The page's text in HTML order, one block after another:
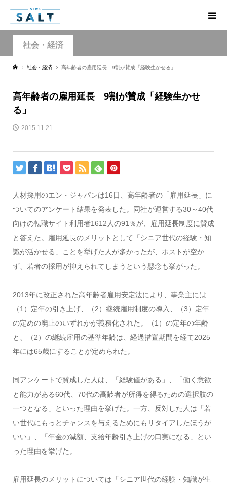
社会・経済
社会・経済 高年齢者の雇用延長 9割が賛成「経験生かせる」
高年齢者の雇用延長 9割が賛成「経験生かせ
る」
2015.11.21
人材採用のエン・ジャパンは16日、高年齢者の「雇用延長」に
ついてのアンケート結果を発表した。同社が運営する30～40代
向けの転職サイト利用者1612人の91％が、雇用延長制度に賛成
と答えた。雇用延長のメリットとして「シニア世代の経験・知
識が活かせる」ことを挙げた人が多かったが、ポストが空か
ず、若者の採用が抑えられてしまうという懸念も挙がった。
2013年に改正された高年齢者雇用安定法により、事業主には
（1）定年の引き上げ、（2）継続雇用制度の導入、（3）定年
の定めの廃止のいずれかが義務化された。（1）の定年の年齢
と、（2）の継続雇用の基準年齢は、経過措置期間を経て2025
年には65歳にすることが定められた。
同アンケートで賛成した人は、「経験値がある」、「働く意欲
と能力がある60代、70代の高齢者が所得を得るための選択肢の
一つとなる」といった理由を挙げた。一方、反対した人は「若
い世代にもっとチャンスを与えるためにもリタイアしたほうが
いい」、「年金の減額、支給年齢引き上げの口実になる」とい
った理由を挙げた。
雇用延長のメリットについては「シニア世代の経験・知識が生